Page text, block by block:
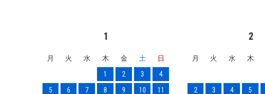
1
月 火 水 木 金 土
日
1
2 3
4
5
6 7 8 9 10
11
2
月 火 水 木
2
3 4 5